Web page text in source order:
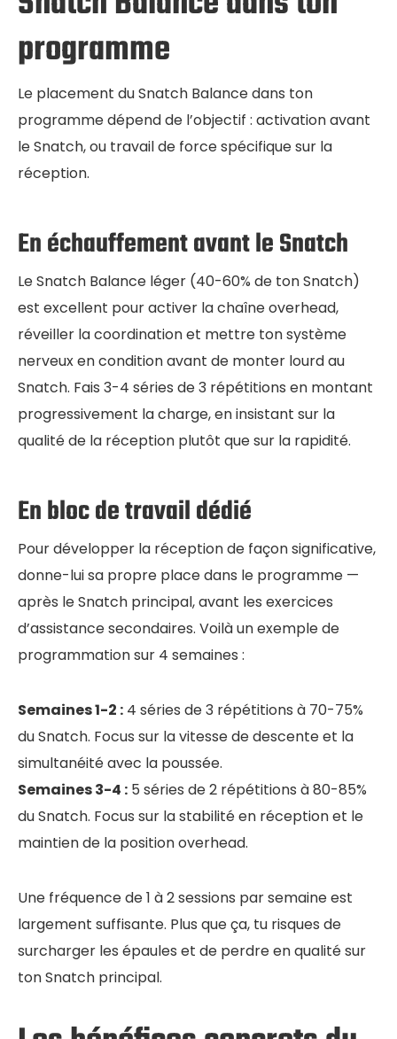
programme
Le placement du Snatch Balance dans ton
programme dépend de l’objectif : activation avant
le Snatch, ou travail de force spécifique sur la
réception.
En échauffement avant le Snatch
Le Snatch Balance léger (40-60% de ton Snatch)
est excellent pour activer la chaîne overhead,
réveiller la coordination et mettre ton système
nerveux en condition avant de monter lourd au
Snatch. Fais 3-4 séries de 3 répétitions en montant
progressivement la charge, en insistant sur la
qualité de la réception plutôt que sur la rapidité.
En bloc de travail dédié
Pour développer la réception de façon significative,
donne-lui sa propre place dans le programme —
après le Snatch principal, avant les exercices
d’assistance secondaires. Voilà un exemple de
programmation sur 4 semaines :
Semaines 1-2 : 4 séries de 3 répétitions à 70-75%
du Snatch. Focus sur la vitesse de descente et la
simultanéité avec la poussée.
Semaines 3-4 : 5 séries de 2 répétitions à 80-85%
du Snatch. Focus sur la stabilité en réception et le
maintien de la position overhead.
Une fréquence de 1 à 2 sessions par semaine est
largement suffisante. Plus que ça, tu risques de
surcharger les épaules et de perdre en qualité sur
ton Snatch principal.